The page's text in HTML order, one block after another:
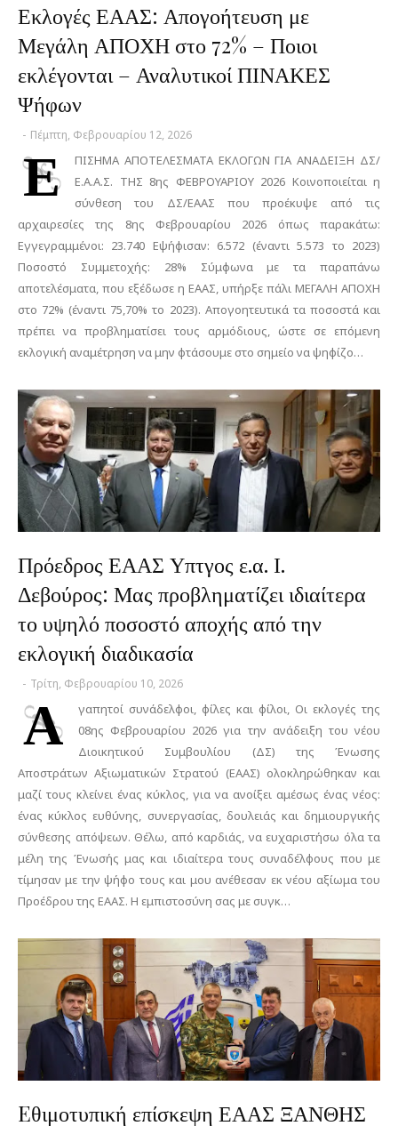
Εκλογές ΕΑΑΣ: Απογοήτευση με
Μεγάλη ΑΠΟΧΗ στο 72% – Ποιοι
εκλέγονται – Αναλυτικοί ΠΙΝΑΚΕΣ
Ψήφων
- Πέμπτη, Φεβρουαρίου 12, 2026
Ε
ΠΙΣΗΜΑ ΑΠΟΤΕΛΕΣΜΑΤΑ ΕΚΛΟΓΩΝ ΓΙΑ ΑΝΑΔΕΙΞΗ ΔΣ/
Ε.Α.Α.Σ. ΤΗΣ 8ης ΦΕΒΡΟΥΑΡΙΟΥ 2026 Κοινοποιείται η
σύνθεση του ΔΣ/ΕΑΑΣ που προέκυψε από τις
αρχαιρεσίες της 8ης Φεβρουαρίου 2026 όπως παρακάτω:
Εγγεγραμμένοι: 23.740 Εψήφισαν: 6.572 (έναντι 5.573 το 2023)
Ποσοστό Συμμετοχής: 28% Σύμφωνα με τα παραπάνω
αποτελέσματα, που εξέδωσε η ΕΑΑΣ, υπήρξε πάλι ΜΕΓΑΛΗ ΑΠΟΧΗ
στο 72% (έναντι 75,70% το 2023). Απογοητευτικά τα ποσοστά και
πρέπει να προβληματίσει τους αρμόδιους, ώστε σε επόμενη
εκλογική αναμέτρηση να μην φτάσουμε στο σημείο να ψηφίζο…
Πρόεδρος ΕΑΑΣ Υπτγος ε.α. Ι.
Δεβούρος: Μας προβληματίζει ιδιαίτερα
το υψηλό ποσοστό αποχής από την
εκλογική διαδικασία
- Τρίτη, Φεβρουαρίου 10, 2026
Α
γαπητοί συνάδελφοι, φίλες και φίλοι, Οι εκλογές της
08ης Φεβρουαρίου 2026 για την ανάδειξη του νέου
Διοικητικού Συμβουλίου (ΔΣ) της Ένωσης
Αποστράτων Αξιωματικών Στρατού (ΕΑΑΣ) ολοκληρώθηκαν και
μαζί τους κλείνει ένας κύκλος, για να ανοίξει αμέσως ένας νέος:
ένας κύκλος ευθύνης, συνεργασίας, δουλειάς και δημιουργικής
σύνθεσης απόψεων. Θέλω, από καρδιάς, να ευχαριστήσω όλα τα
μέλη της Ένωσής μας και ιδιαίτερα τους συναδέλφους που με
τίμησαν με την ψήφο τους και μου ανέθεσαν εκ νέου αξίωμα του
Προέδρου της ΕΑΑΣ. Η εμπιστοσύνη σας με συγκ…
Eθιμοτυπική επίσκεψη ΕΑΑΣ ΞΑΝΘΗΣ